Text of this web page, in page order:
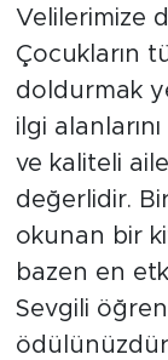
Velilerimize
Çocukların
doldurmak
ilgi
ve kaliteli
değerlidir.
okunan bir
bazen en
Sevgili